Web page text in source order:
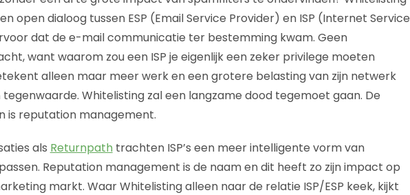
open dialoog tussen ESP (Email Service Provider) en ISP (Internet Service
dat de e-mail communicatie ter bestemming kwam. Geen
want waarom zou een ISP je eigenlijk een zeker privilege moeten
alleen maar meer werk en een grotere belasting van zijn netwerk
Whitelisting zal een langzame dood tegemoet gaan. De
is reputation management.
als Returnpath trachten ISP’s een meer intelligente vorm van
Reputation management is de naam en dit heeft zo zijn impact op
markt. Waar Whitelisting alleen naar de relatie ISP/ESP keek, kijkt